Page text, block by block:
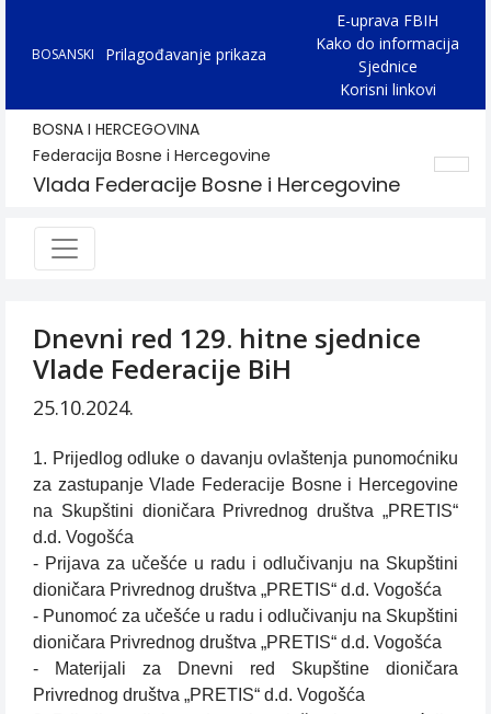
BOSANSKI Prilagođavanje prikaza
E-uprava FBIH
Kako do informacija
Sjednice
Korisni linkovi
BOSNA I HERCEGOVINA
Federacija Bosne i Hercegovine
Vlada Federacije Bosne i Hercegovine
Dnevni red 129. hitne sjednice
Vlade Federacije BiH
25.10.2024.
1. Prijedlog odluke o davanju ovlaštenja punomoćniku
za zastupanje Vlade Federacije Bosne i Hercegovine
na Skupštini dioničara Privrednog društva „PRETIS“
d.d. Vogošća
- Prijava za učešće u radu i odlučivanju na Skupštini
dioničara Privrednog društva „PRETIS“ d.d. Vogošća
- Punomoć za učešće u radu i odlučivanju na Skupštini
dioničara Privrednog društva „PRETIS“ d.d. Vogošća
- Materijali za Dnevni red Skupštine dioničara
Privrednog društva „PRETIS“ d.d. Vogošća